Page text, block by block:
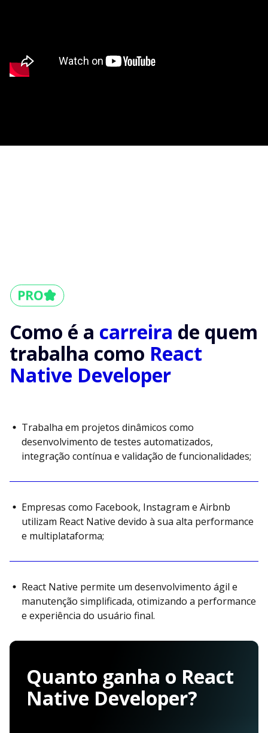
Como é a carreira de quem
trabalha como React
Native Developer
Trabalha em projetos dinâmicos como
desenvolvimento de testes automatizados,
integração contínua e validação de funcionalidades;
Empresas como Facebook, Instagram e Airbnb
utilizam React Native devido à sua alta performance
e multiplataforma;
React Native permite um desenvolvimento ágil e
manutenção simplificada, otimizando a performance
e experiência do usuário final.
Quanto ganha o React
Native Developer?